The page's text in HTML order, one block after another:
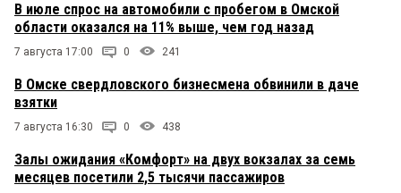
В июле спрос на автомобили с пробегом в Омской
области оказался на 11% выше, чем год назад
7 августа 17:00 0 241
В Омске свердловского бизнесмена обвинили в даче
взятки
7 августа 16:30 0 438
Залы ожидания «Комфорт» на двух вокзалах за семь
месяцев посетили 2,5 тысячи пассажиров